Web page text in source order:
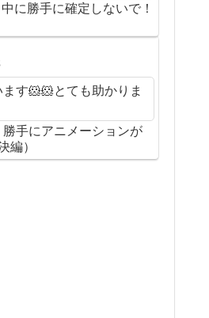
に勝手に確定しないで！
す🐹🐹とても助かりま
勝手にアニメーションが
編）